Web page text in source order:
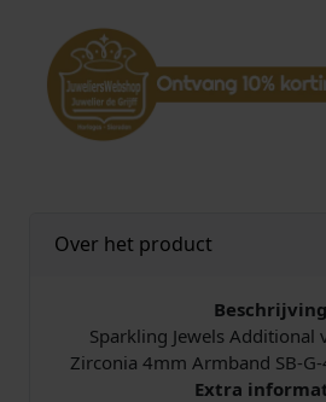
s
B
c
r
c
Over het product
Beschrijving
Sparkling Jewels Additional
Zirconia 4mm Armband SB-G-
Extra